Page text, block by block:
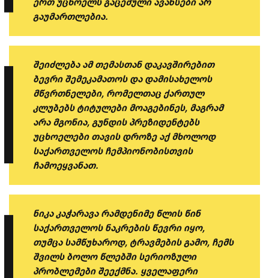
გაუმართლებია.
შეიძლება ამ თემასთან დაკავშირებით
ბევრი შემეკამათოს და დამისახელოს
მწვრთნელები, რომელთაც ქართულ
კლუბებს ტიტულები მოაგებინეს, მაგრამ
არა მგონია, გუნდის პრეზიდენტებს
უცხოელები თავის დროზე აქ მხოლოდ
საქართველოს ჩემპიონობისთვის
ჩამოეყვანათ.
ნიკა კაჭარავა რამდენიმე წლის წინ
საქართველოს ნაკრების წევრი იყო,
თუმცა სამწუხაროდ, ტრავმების გამო, ჩემს
შვილს ბოლო წლებში სერიოზული
პრობლემები შეექმნა. ყველაფერი